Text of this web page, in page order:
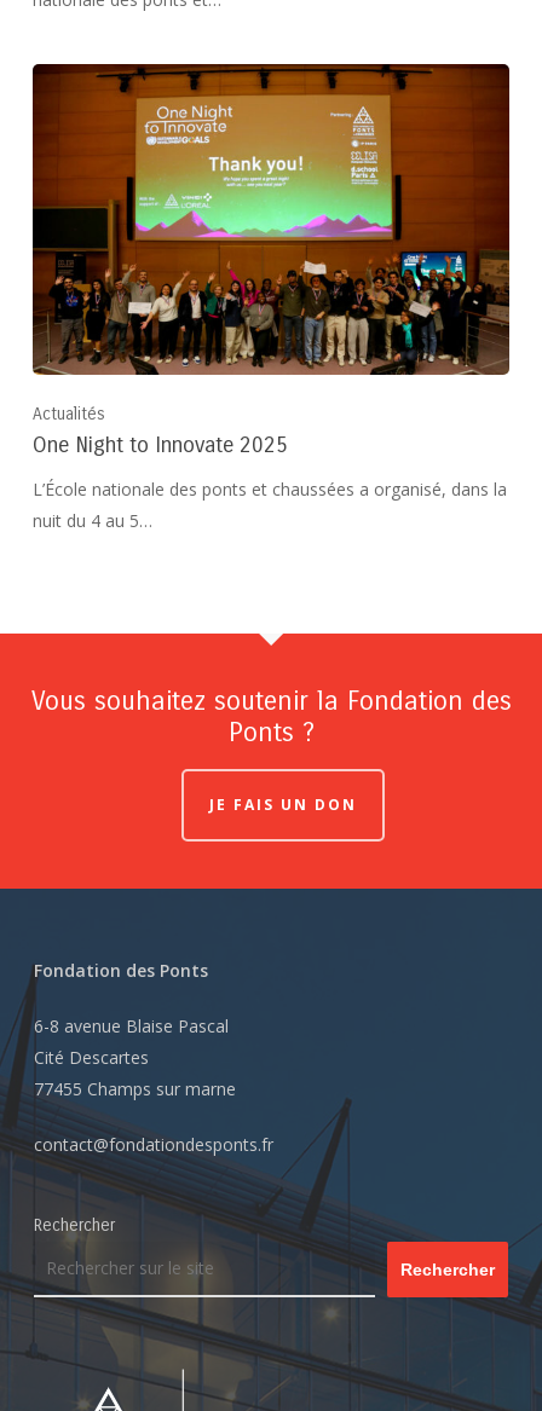
Actualités
One Night to Innovate 2025
L’École nationale des ponts et chaussées a organisé, dans la
nuit du 4 au 5…
Vous souhaitez soutenir la Fondation des
Ponts ?
JE FAIS UN DON
Fondation des Ponts
6-8 avenue Blaise Pascal
Cité Descartes
77455 Champs sur marne
contact@fondationdesponts.fr
Rechercher
Rechercher